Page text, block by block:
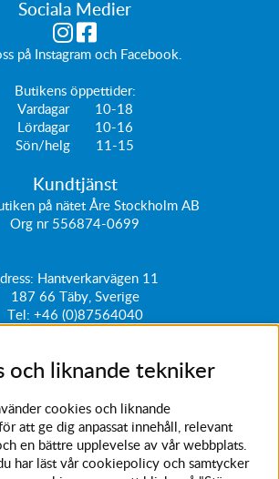
Sociala Medier
på Instagramoch Facebook
Butikens öppettider:
Vardagar 10-18
Lördagar 10-16
Sön/helg 11-15
Kundtjänst
på nätet Åre Stockholm AB
Org nr 556874-0699
Hantverkarvägen 11
187 66 Täby, Sverige
Tel: +46 (0)87564040
Få vårt nyhetsbrev
nedan för att ta del av nyheter och
erbjudanden
SKICKA
och liknande tekniker
cookies och liknande
att ge dig anpassat innehåll, relevant
en bättre upplevelse av vår webbplats.
har läst vår cookiepolicy och samtycker